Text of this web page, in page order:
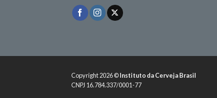
Copyright 2026 ©Instituto da Cerveja Brasil
CNPJ 16.784.337/0001-77